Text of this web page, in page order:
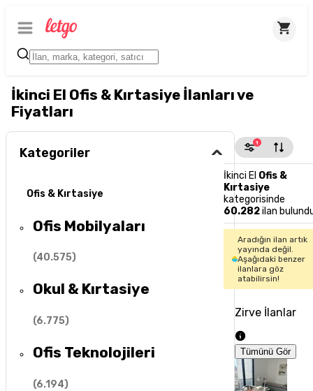
İkinci El Ofis & Kırtasiye İlanları ve
Fiyatları
Kategoriler
Ofis & Kırtasiye
Ofis Mobilyaları
(40.575)
Okul & Kırtasiye
(6.775)
Ofis Teknolojileri
(6.194)
1
İkinci El Ofis &
Kırtasiye
kategorisinde
60.282ilan
Aradığın ilan artık
yayında değil.
Aşağıdaki benzer
ilanlara göz
atabilirsin!
Zirve İlanlar
Tümünü Gör